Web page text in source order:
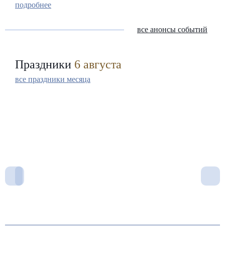
подробнее
все анонсы событий
Праздники 6 августа
все праздники месяца